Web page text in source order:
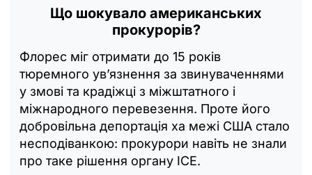
Що шокувало американських
прокурорів?
Флорес міг отримати до 15 років
тюремного ув’язнення за звинуваченнями
у змові та крадіжці з міжштатного і
міжнародного перевезення. Проте його
добровільна депортація ха межі США стало
несподіванкою: прокурори навіть не знали
про таке рішення органу ICE.